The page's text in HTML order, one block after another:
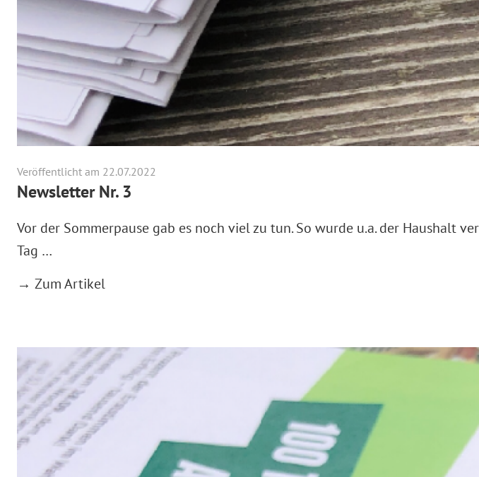
Veröffentlicht am 22.07.2022
Newsletter Nr. 3
Vor der Sommerpause gab es noch viel zu tun. So wurde u.a. der Haushalt
Tag …
→ Zum Artikel